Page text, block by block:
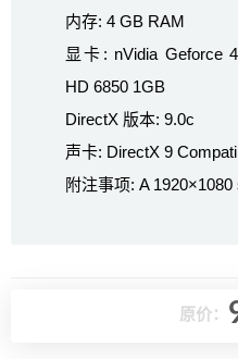
内存: 4 GB RAM
显卡: nVidia Geforce
HD 6850 1GB
DirectX 版本: 9.0c
声卡: DirectX 9
附注事项: A
原价：